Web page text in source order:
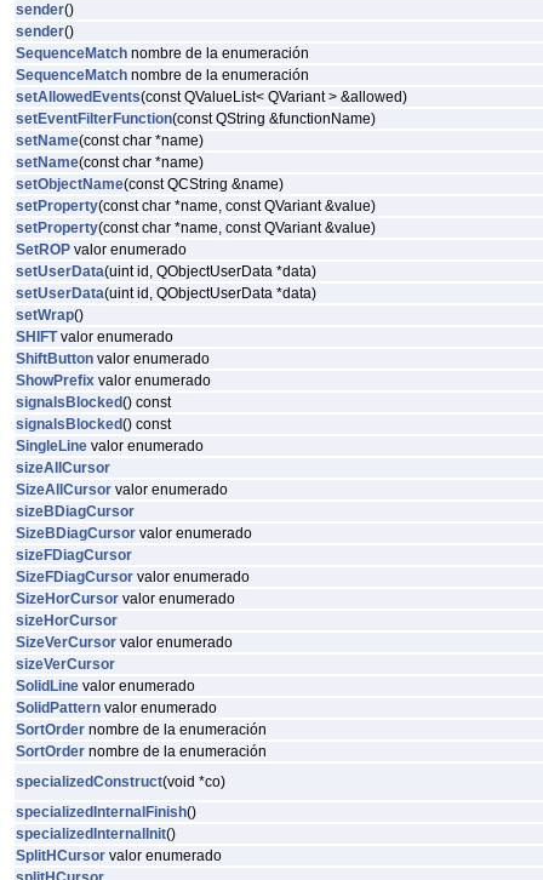
sender()
sender()
SequenceMatch nombre de la enumeración
SequenceMatch nombre de la enumeración
setAllowedEvents(const QValueList< QVariant > &allowed)
setEventFilterFunction(const QString &functionName)
setName(const char *name)
setName(const char *name)
setObjectName(const QCString &name)
setProperty(const char *name, const QVariant &value)
setProperty(const char *name, const QVariant &value)
SetROP valor enumerado
setUserData(uint id, QObjectUserData *data)
setUserData(uint id, QObjectUserData *data)
setWrap()
SHIFTvalor enumerado
ShiftButton valor enumerado
ShowPrefix valor enumerado
signalsBlocked() const
signalsBlocked() const
SingleLine valor enumerado
sizeAllCursor
SizeAllCursor valor enumerado
sizeBDiagCursor
SizeBDiagCursor valor enumerado
sizeFDiagCursor
SizeFDiagCursor valor enumerado
SizeHorCursor valor enumerado
sizeHorCursor
SizeVerCursor valor enumerado
sizeVerCursor
SolidLine valor enumerado
SolidPattern valor enumerado
SortOrder nombre de la enumeración
SortOrder nombre de la enumeración
specializedConstruct(void *co)
specializedInternalFinish()
specializedInternalInit()
SplitHCursor valor enumerado